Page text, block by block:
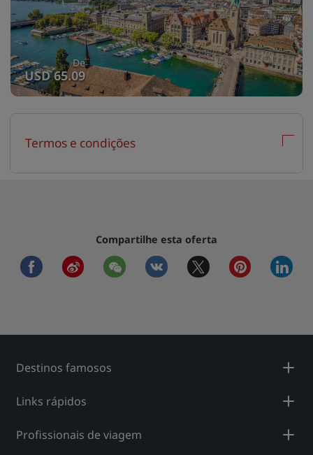
De
USD 65.09
Termos e condições
Compartilhe esta oferta
facebookweibo wechat vkontaktetwitter pinterest
Destinos famosos
Links rápidos
Profissionais de viagem